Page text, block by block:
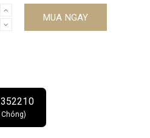
trả lời ngay lập tức. Giao hàng
tả. Đa dạng mẫu mã, màu sắc, kích
Shop để được tư vấn thêm về Chế
MUA NGAY